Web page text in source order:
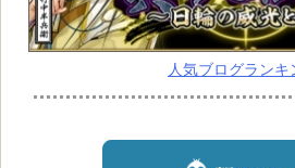
人気ブログランキ